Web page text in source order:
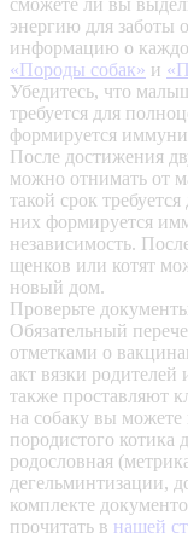
сможете ли вы
энергию для
информацию о
«Породы собак» и
Убедитесь, что
требуется для
формируется
После достижения
можно отнимать от
такой срок
них формируется
независимость.
щенков или котят
новый дом.
Проверьте
Обязательный
отметками о
акт вязки
также проставляют
на собаку вы можете
породистого
родословная
дегельминтизации,
комплекте
прочитать в нашей